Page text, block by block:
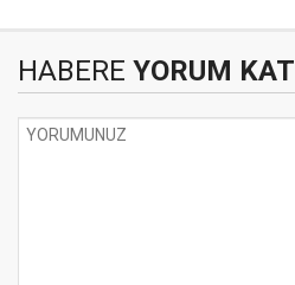
HABERE YORUM KAT